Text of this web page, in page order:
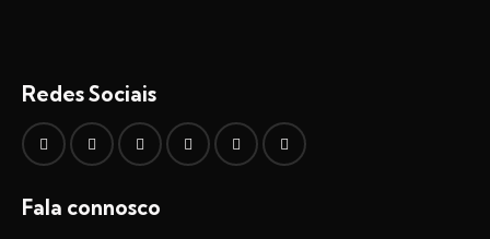
Redes Sociais
Fala connosco